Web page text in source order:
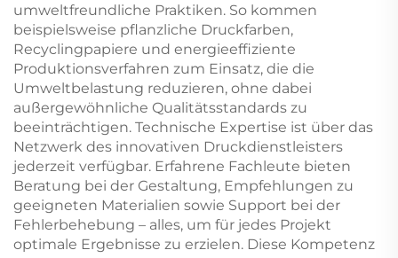
umweltfreundliche Praktiken. So kommen
beispielsweise pflanzliche Druckfarben,
Recyclingpapiere und energieeffiziente
Produktionsverfahren zum Einsatz, die die
Umweltbelastung reduzieren, ohne dabei
außergewöhnliche Qualitätsstandards zu
beeinträchtigen. Technische Expertise ist über das
Netzwerk des innovativen Druckdienstleisters
jederzeit verfügbar. Erfahrene Fachleute bieten
Beratung bei der Gestaltung, Empfehlungen zu
geeigneten Materialien sowie Support bei der
Fehlerbehebung – alles, um für jedes Projekt
optimale Ergebnisse zu erzielen. Diese Kompetenz